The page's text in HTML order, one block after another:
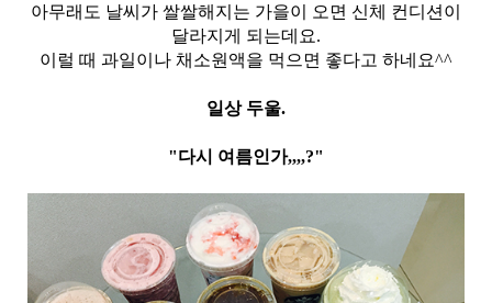
아무래도 날씨가 쌀쌀해지는 가을이 오면 신체 컨디션이
달라지게 되는데요.
이럴 때 과일이나 채소원액을 먹으면 좋다고 하네요^^
일상 두울.
"다시 여름인가,,,,?"